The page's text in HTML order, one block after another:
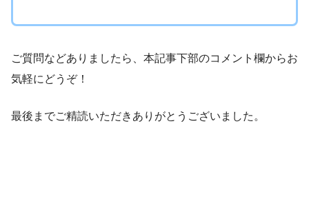
ご質問などありましたら、本記事下部のコメント欄からお
気軽にどうぞ！
最後までご精読いただきありがとうございました。